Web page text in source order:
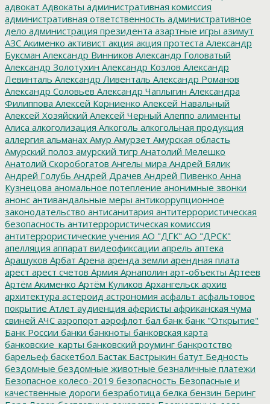
адвокат Адвокаты административная комиссия
административная ответственность административное
дело администрация президента азартные игры азимут
АЗС Акименко активист акция акция протеста Александр
Буксман Александр Винников Александр Головатый
Александр Золотухин Александр Козлов Александр
Левинталь Александр Ливенталь Александр Романов
Александр Соловьев Александр Чаплыгин Александра
Филиппова Алексей Корниенко Алексей Навальный
Алексей Хозяйский Алексей Черный Алеппо алименты
Алиса алкоголизация Алкоголь алкогольная продукция
аллергия альманах Амур Амурзет Амурская область
Амурский полоз амурский тигр Анатолий Мелешко
Анатолий Скоробогатов Ангелы мира Андрей Бялик
Андрей Голубь Андрей Драчев Андрей Пивенко Анна
Кузнецова аномальное потепление анонимные звонки
анонс антивандальные меры антикоррупционное
законодательство антисанитария антитеррористическая
безопасность антитеррористическая комиссия
антитеррористические учения АО "ДГК" АО "ДРСК"
апелляция аппарат видеофиксации апрель аптека
Арашуков Арбат Арена аренда земли арендная плата
арест арест счетов Армия Арнаполин арт-объекты Артеев
Артём Акименко Артём Куликов Архангельск архив
архитектура астероид астрономия асфальт асфальтовое
покрытие Атлет аудиенция аферисты африканская чума
свиней АЧС аэропорт аэрофлот бал банк банк "Открытие"
Банк России банки банкноты банковская карта
банковские_карты банковский роуминг банкротство
барельеф баскетбол Бастак Бастрыкин батут Бедность
бездомные бездомные животные безналичные платежи
Безопасное колесо-2019 безопасность Безопасные и
качественные дороги безработица белка бензин Беринг